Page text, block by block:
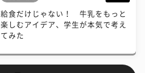
給食だけじゃない！ 牛乳をもっと
楽しむアイデア、学生が本気で考え
てみた